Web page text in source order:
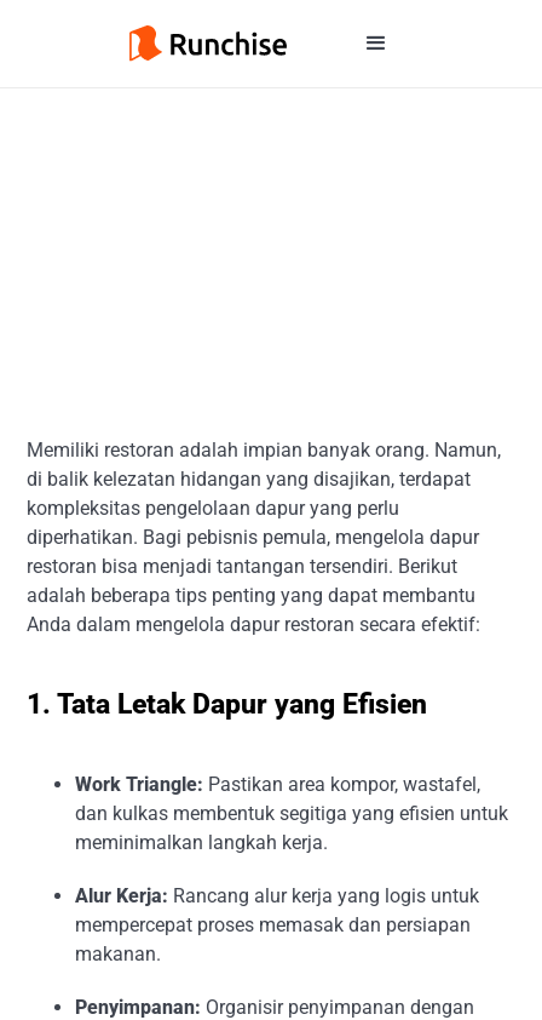
Memiliki restoran adalah impian banyak orang. Namun,
di balik kelezatan hidangan yang disajikan, terdapat
kompleksitas pengelolaan dapur yang perlu
diperhatikan. Bagi pebisnis pemula, mengelola dapur
restoran bisa menjadi tantangan tersendiri. Berikut
adalah beberapa tips penting yang dapat membantu
Anda dalam mengelola dapur restoran secara efektif:
1. Tata Letak Dapur yang Efisien
Work Triangle: Pastikan area kompor, wastafel,
dan kulkas membentuk segitiga yang efisien untuk
meminimalkan langkah kerja.
Alur Kerja: Rancang alur kerja yang logis untuk
mempercepat proses memasak dan persiapan
makanan.
Penyimpanan: Organisir penyimpanan dengan